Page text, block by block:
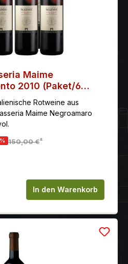
Maime
2010 (Paket/6
Rotweine aus
Maime Negroamaro
150,00 €*
Gib den
In den Warenkorb